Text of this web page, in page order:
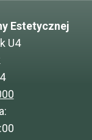
Estetycznej
U4